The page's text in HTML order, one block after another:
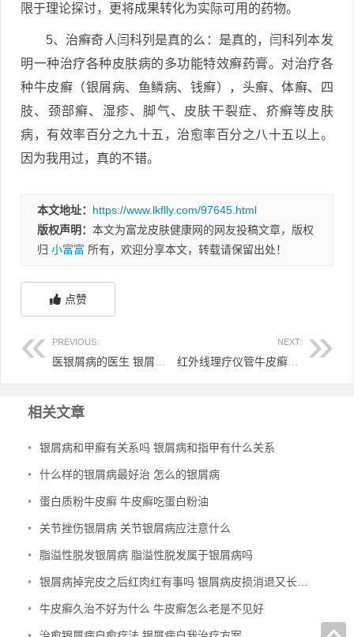
限于理论探讨，更将成果转化为实际可用的药物。
5、治癣奇人闫科列是真的么：是真的，闫科列本发
明一种治疗各种皮肤病的多功能特效癣药膏。对治疗各
种牛皮癣（银屑病、鱼鳞病、钱癣），头癣、体癣、四
肢、颈部癣、湿疹、脚气、皮肤干裂症、疥癣等皮肤
病，有效率百分之九十五，治愈率百分之八十五以上。
因为我用过，真的不错。
本文地址： https://www.lkflly.com/97645.html
版权声明： 本文为富龙皮肤健康网的网友投稿文章，版权
归 小富富 所有，欢迎分享本文，转载请保留出处！
点赞
PREVIOUS: NEXT:
红外线理疗仪管牛皮癣吗 红外线光疗治疗银屑病
相关文章
• 银屑病和甲癣有关系吗 银屑病和指甲有什么关系
• 什么样的银屑病最好治 怎么的银屑病
• 蛋白质粉牛皮癣 牛皮癣吃蛋白粉油
• 关节挫伤银屑病 关节银屑病应注意什么
• 脂溢性脱发银屑病 脂溢性脱发属于银屑病吗
• 银屑病掉完皮之后红肉红有事吗 银屑病皮损消退又长小红点
• 牛皮癣久治不好为什么 牛皮癣怎么老是不见好